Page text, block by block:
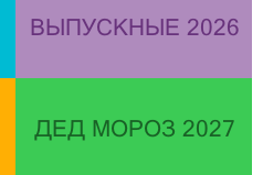
ВЫПУСКНЫЕ 2026
ДЕД МОРОЗ 2027